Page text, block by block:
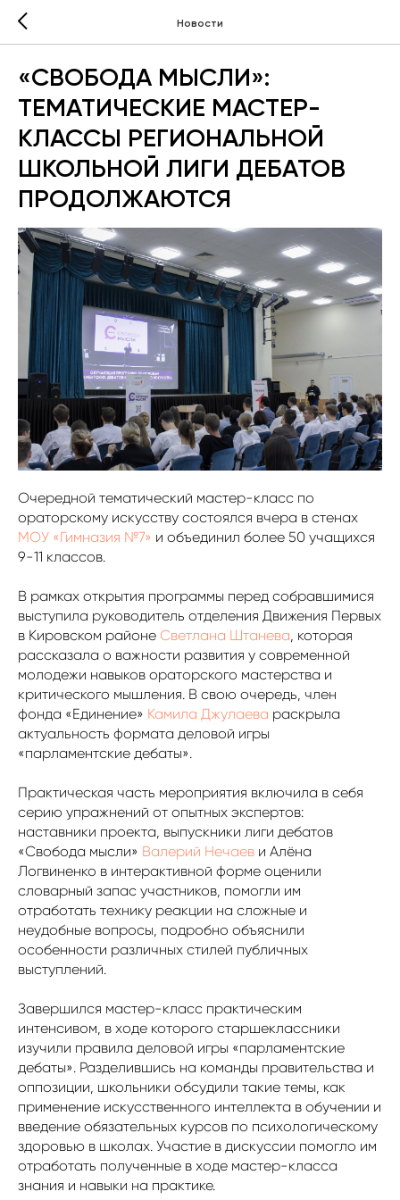
Новости
«СВОБОДА МЫСЛИ»:
ТЕМАТИЧЕСКИЕ МАСТЕР-
КЛАССЫ РЕГИОНАЛЬНОЙ
ШКОЛЬНОЙ ЛИГИ ДЕБАТОВ
ПРОДОЛЖАЮТСЯ
Очередной тематический мастер-класс по
ораторскому искусству состоялся вчера в стенах
МОУ «Гимназия №7» и объединил более 50 учащихся
9-11 классов.
В рамках открытия программы перед собравшимися
выступила руководитель отделения Движения Первых
в Кировском районе Светлана Штанева, которая
рассказала о важности развития у современной
молодежи навыков ораторского мастерства и
критического мышления. В свою очередь, член
фонда «Единение» Камила Джулаева раскрыла
актуальность формата деловой игры
«парламентские дебаты».
Практическая часть мероприятия включила в себя
серию упражнений от опытных экспертов:
наставники проекта, выпускники лиги дебатов
«Свобода мысли» Валерий Нечаев и Алёна
Логвиненко в интерактивной форме оценили
словарный запас участников, помогли им
отработать технику реакции на сложные и
неудобные вопросы, подробно объяснили
особенности различных стилей публичных
выступлений.
Завершился мастер-класс практическим
интенсивом, в ходе которого старшеклассники
изучили правила деловой игры «парламентские
дебаты». Разделившись на команды правительства и
оппозиции, школьники обсудили такие темы, как
применение искусственного интеллекта в обучении и
введение обязательных курсов по психологическому
здоровью в школах. Участие в дискуссии помогло им
отработать полученные в ходе мастер-класса
знания и навыки на практике.